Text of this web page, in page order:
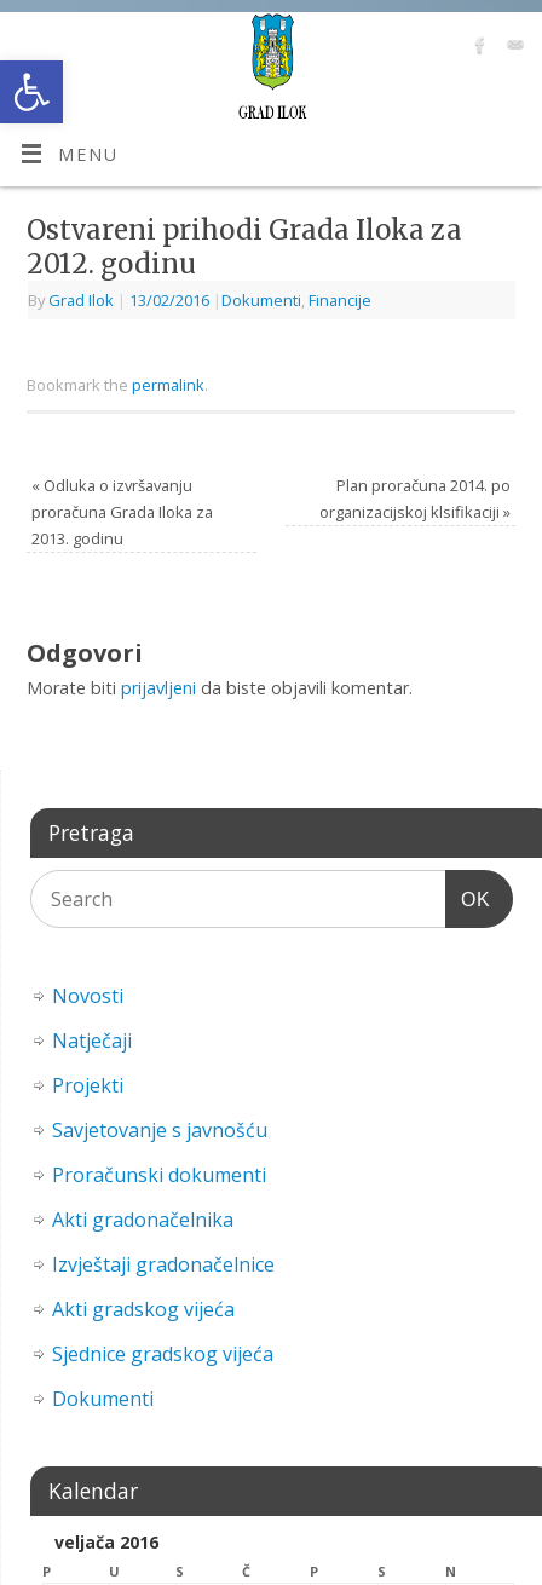
Open toolbar
MENU
Ostvareni prihodi Grada Iloka za
2012. godinu
ByGrad Ilok | 13/02/2016 |Dokumenti Financije
Bookmark the permalink.
«Odluka o izvršavanju
proračuna Grada Iloka za
2013. godinu
Plan proračuna 2014. po
organizacijskoj klsifikaciji»
Odgovori
Morate biti prijavljeni da biste objavili komentar.
Pretraga
OK
Novosti
Natječaji
Projekti
Savjetovanje s javnošću
Proračunski dokumenti
Akti gradonačelnika
Izvještaji gradonačelnice
Akti gradskog vijeća
Sjednice gradskog vijeća
Dokumenti
Kalendar
veljača 2016
P U S Č P S N